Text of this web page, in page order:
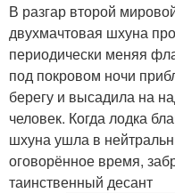
В разгар второй
двухмачтовая шхуна
периодически меняя
под покровом ночи
берегу и высадила на
человек. Когда лодка
шхуна ушла в
оговорённое время,
таинственный десант